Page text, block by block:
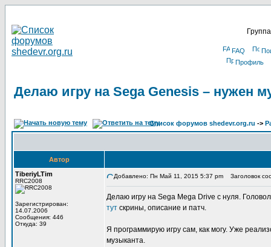
FAQ
Профиль
Делаю игру на Sega Genesis – нужен
Список форумов shedevr.org.ru ->
Автор
TiberiyLTim
RRC2008
Зарегистрирован:
14.07.2006
Сообщения: 446
Откуда: 39
Добавлено: Пн Май 11, 2015 5:37 pm Заголовок
Делаю игру на Sega Mega Drive с нуля.
тут скрины, описание и патч.
Я программирую игру сам, как могу. Уже
музыканта.